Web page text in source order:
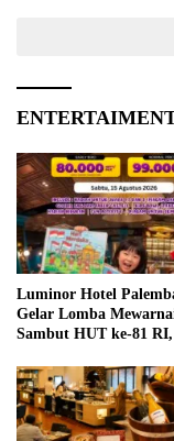
Luminor Hotel
Gelar Lomba
Sambut HUT ke-81